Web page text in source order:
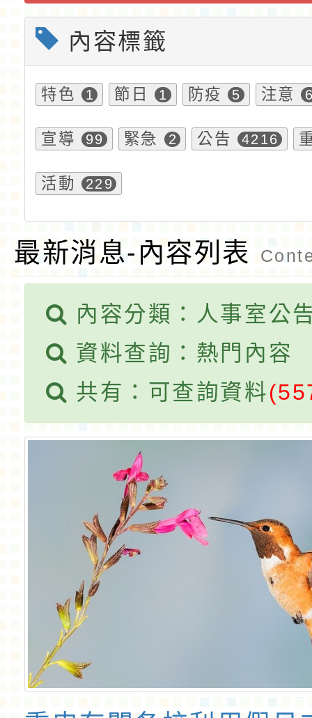
內容標籤
特色 1 節日 1 防疫 5 注意
宣導 99 緊急 2 公告 4216
活動 229
最新消息-內容列表
內容分類：人事室公
資料查詢：熱門內容
共有：可查詢資料